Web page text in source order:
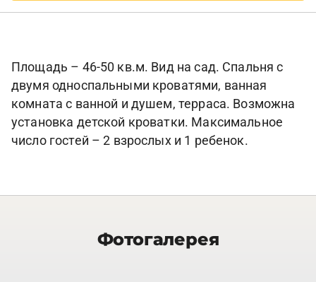
Площадь – 46-50 кв.м. Вид на сад. Спальня с
двумя односпальными кроватями, ванная
комната с ванной и душем, терраса. Возможна
установка детской кроватки. Максимальное
число гостей – 2 взрослых и 1 ребенок.
Фотогалерея